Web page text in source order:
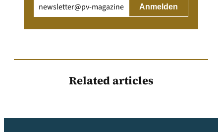
Related articles